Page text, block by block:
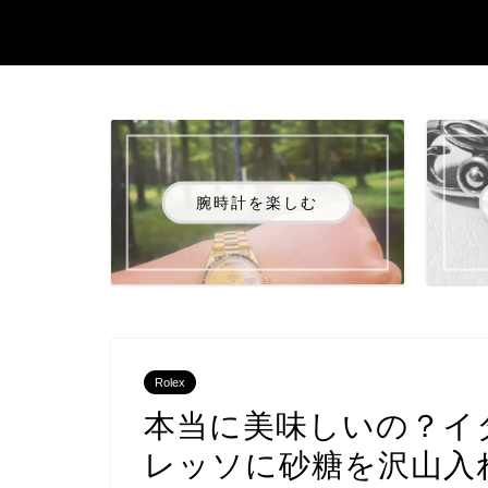
腕時計を楽しむ
Rolex
本当に美味しいの？
レッソに砂糖を沢山